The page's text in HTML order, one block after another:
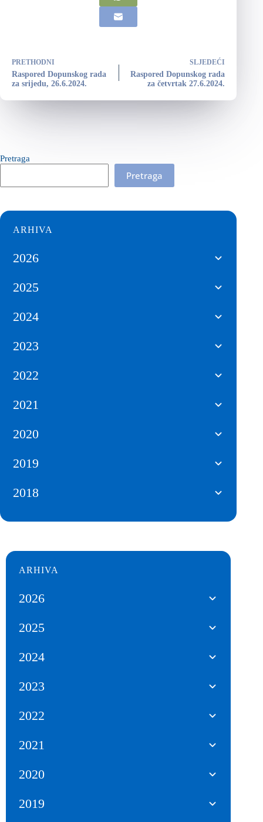
PRETHODNI
Raspored Dopunskog rada
za srijedu, 26.6.2024.
SLJEDEĆI
Raspored Dopunskog rada
za četvrtak 27.6.2024.
Pretraga
Pretraga
ARHIVA
2026
2025
2024
2023
2022
2021
2020
2019
2018
ARHIVA
2026
2025
2024
2023
2022
2021
2020
2019